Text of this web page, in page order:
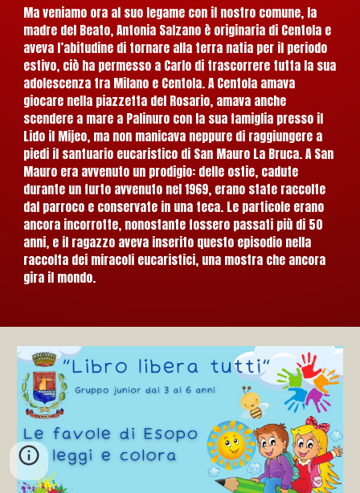
Ma veniamo ora al suo legame con il nostro comune, la
madre del Beato, Antonia Salzano è originaria di Centola e
aveva l’abitudine di tornare alla terra natia per il periodo
estivo, ciò ha permesso a Carlo di trascorrere tutta la sua
adolescenza tra Milano e Centola. A Centola amava
giocare nella piazzetta del Rosario, amava anche
scendere a mare a Palinuro con la sua famiglia presso il
Lido il Mijeo, ma non manicava neppure di raggiungere a
piedi il santuario eucaristico di San Mauro La Bruca. A San
Mauro era avvenuto un prodigio: delle ostie, cadute
durante un furto avvenuto nel 1969, erano state raccolte
dal parroco e conservate in una teca. Le particole erano
ancora incorrotte, nonostante fossero passati più di 50
anni, e il ragazzo aveva inserito questo episodio nella
raccolta dei miracoli eucaristici, una mostra che ancora
gira il mondo.